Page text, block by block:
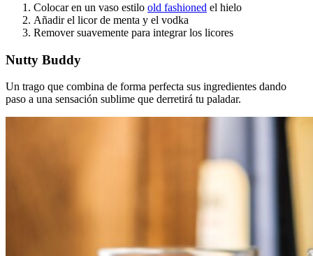
Colocar en un vaso estilo old fashioned el hielo
Añadir el licor de menta y el vodka
Remover suavemente para integrar los licores
Nutty Buddy
Un trago que combina de forma perfecta sus ingredientes dando
paso a una sensación sublime que derretirá tu paladar.